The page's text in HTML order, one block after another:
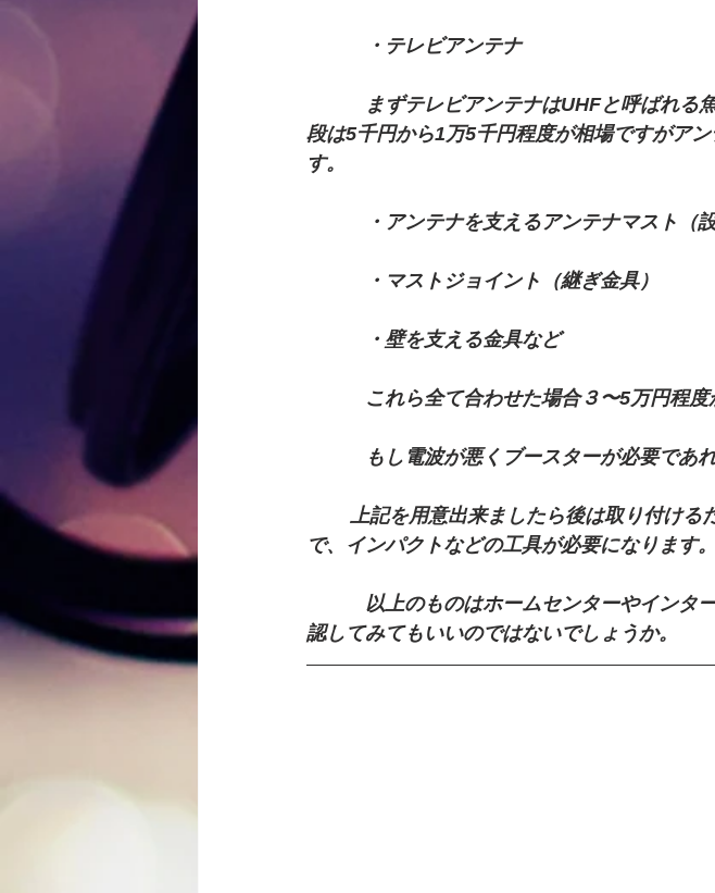
・テレビアンテナ
まずテレビアンテナはUHFと呼ばれる魚
段は5千円から1万5千円程度が相場ですがア
す。
・アンテナを支えるアンテナマスト（設
・マストジョイント（継ぎ金具）
・壁を支える金具など
これら全て合わせた場合３〜5万円程度か
もし電波が悪くブースターが必要であれ
で、インパクトなどの工具が必要になります。
以上のものはホームセンターやインター
認してみてもいいのではないでしょうか。